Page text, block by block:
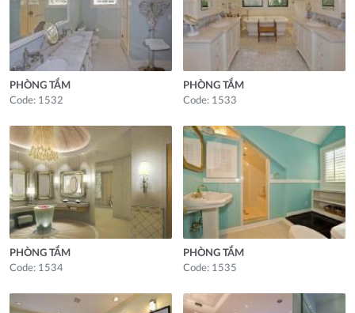
PHÒNG TẮM
Code: 1532
PHÒNG TẮM
Code: 1533
PHÒNG TẮM
Code: 1534
PHÒNG TẮM
Code: 1535